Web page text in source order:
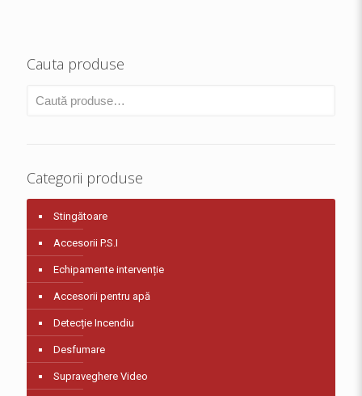
Cauta produse
Categorii produse
Stingătoare
Accesorii P.S.I
Echipamente intervenție
Accesorii pentru apă
Detecție Incendiu
Desfumare
Supraveghere Video